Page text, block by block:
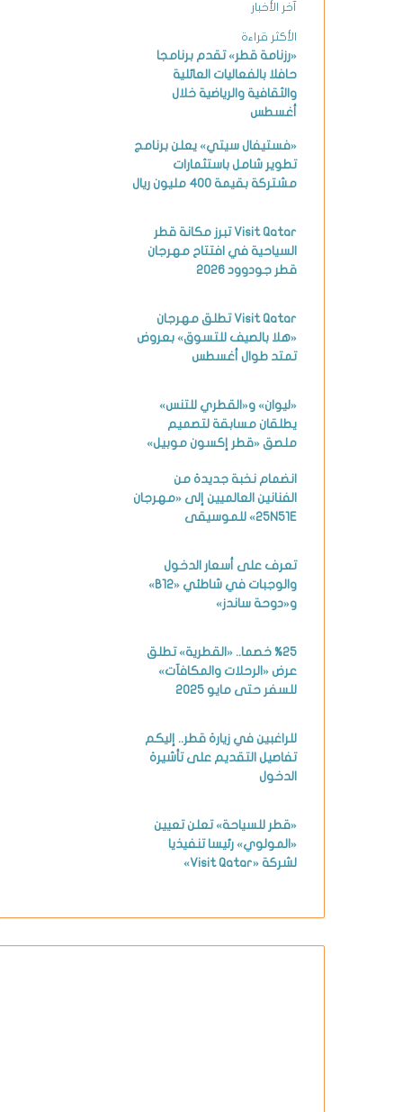
آخر الأخبار
الأكثر قراءة
«رزنامة قطر» تقدم برنامجا
حافلا بالفعاليات العائلية
والثقافية والرياضية خلال
أغسطس
«فستيفال سيتي» يعلن برنامج
تطوير شامل باستثمارات
مشتركة بقيمة 400 مليون ريال
Visit Qatar تبرز مكانة قطر
السياحية في افتتاح مهرجان
قطر جودوود 2026
Visit Qatar تطلق مهرجان
«هلا بالصيف للتسوق» بعروض
تمتد طوال أغسطس
«ليوان» و«القطري للتنس»
يطلقان مسابقة لتصميم
ملصق «قطر إكسون موبيل»
انضمام نخبة جديدة من
الفنانين العالميين إلى «مهرجان
25N51E» للموسيقى
تعرف على أسعار الدخول
والوجبات في شاطئي «B12»
و«دوحة ساندز»
%25 خصما.. «القطرية» تطلق
عرض «الرحلات والمكافآت»
للسفر حتى مايو 2025
للراغبين في زيارة قطر.. إليكم
تفاصيل التقديم على تأشيرة
الدخول
«قطر للسياحة» تعلن تعيين
«المولوي» رئيسا تنفيذيا
لشركة «Visit Qatar»